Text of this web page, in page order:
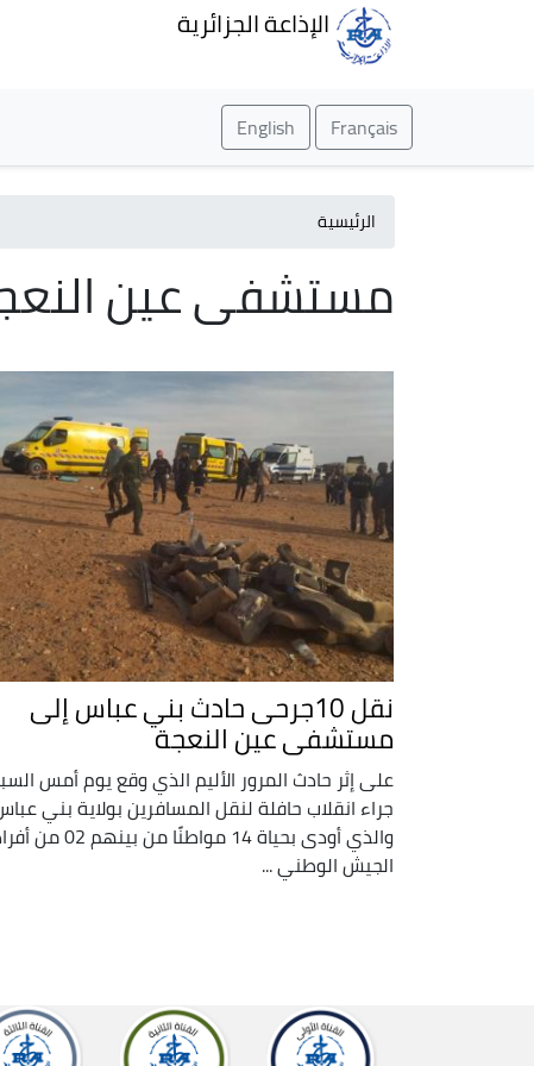
الإذاعة الجزائرية
Français
English
الرئيسية
مستشفى عين
نقل 10جرحى حادث بني عباس إلى
مستشفى عين النعجة
على إثر حادث المرور الأليم الذي وقع يوم أمس
جراء انقلاب حافلة لنقل المسافرين بولاية بني
والذي أودى بحياة 14 مواطنًا من بينهم
الجيش الوطني ...